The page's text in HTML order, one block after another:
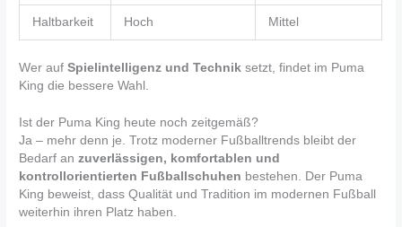
Haltbarkeit Hoch Mittel
Wer aufSpielintelligenz und Technik setzt, findet im Puma
King die bessere Wahl.
Ist der Puma King heute noch zeitgemäß?
Ja – mehr denn je. Trotz moderner Fußballtrends bleibt der
Bedarf anzuverlässigen, komfortablen und
kontrollorientierten Fußballschuhen bestehen. Der Puma
King beweist, dass Qualität und Tradition im modernen Fußball
weiterhin ihren Platz haben.